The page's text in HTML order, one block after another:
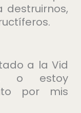
a la Vid
o estoy
por mis